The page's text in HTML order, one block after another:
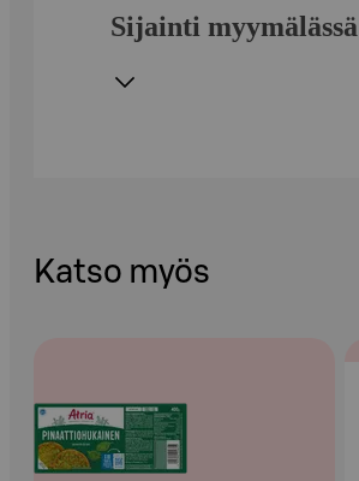
Sijainti myymälässä
Katso myös